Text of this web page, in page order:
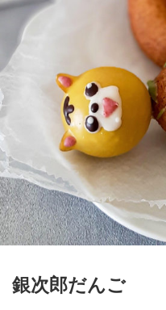
銀次郎だんご